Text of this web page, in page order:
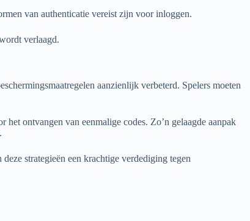
van authenticatie vereist zijn voor inloggen.
verlaagd.
aanzienlijk verbeterd. Spelers moeten
ontvangen van eenmalige codes. Zo’n gelaagde aanpak
strategieën een krachtige verdediging tegen